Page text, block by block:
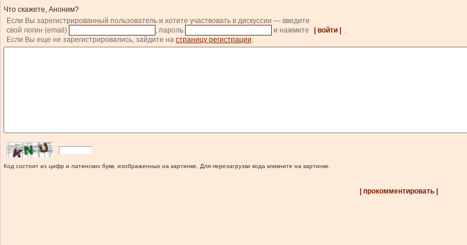
Что скажете, Аноним?
Если Вы зарегистрированный пользователь и хотите участвовать в дискуссии — введите
свой логин (email)
, пароль и нажмите | войти |
.
Если Вы еще не зарегистрировались, зайдите на страницу регистрации.
Код состоит из цифр и латинских букв, изображенных на картинке. Для перезагрузки кода кликните на картинке.
| прокомментировать |